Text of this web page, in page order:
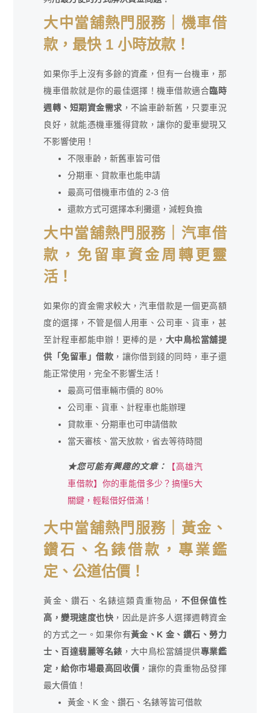
大中當舖熱門服務｜機車借
款，最快 1 小時放款！
如果你手上沒有多餘的資產，但有一台機車，那
機車借款就是你的最佳選擇！機車借款適合臨時
週轉、短期資金需求 ，不論車齡新舊，只要車況
良好，就能憑機車獲得貸款，讓你的愛車變現又
不影響使用！
不限車齡，新舊車皆可借
分期車、貸款車也能申請
最高可借機車市值的 2-3 倍
還款方式可選擇本利攤還，減輕負擔
大中當舖熱門服務｜汽車借
款，免留車資金周轉更靈
活！
如果你的資金需求較大，汽車借款是一個更高額
度的選擇，不管是個人用車、公司車、貨車，甚
至計程車都能申辦！更棒的是， 大中鳥松當舖提
供「免留車」借款 ，讓你借到錢的同時，車子還
能正常使用，完全不影響生活！
最高可借車輛市價的 80%
公司車、貨車、計程車也能辦理
貸款車、分期車也可申請借款
當天審核、當天放款，省去等待時間
★您可能有興趣的文章：
【高雄汽
車借款】你的車能借多少？搞懂5大
關鍵，輕鬆借好借滿！
大中當舖熱門服務｜黃金、
鑽石、名錶借款，專業鑑
定、公道估價！
黃金、鑽石、名錶這類貴重物品， 不但保值性
高，變現速度也快 ，因此是許多人選擇週轉資金
的方式之一。如果你有黃金、K 金、鑽石、勞力
士、百達翡麗等名錶 ，大中鳥松當舖提供專業鑑
定，給你市場最高回收價 ，讓你的貴重物品發揮
最大價值！
黃金、K 金、鑽石、名錶等皆可借款